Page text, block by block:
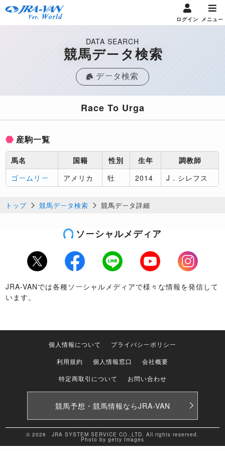
ログイン メニュー
DATA SEARCH
競馬データ検索
データ検索
Race To Urga
産駒一覧
馬名 国籍 性別 生年
調教師
ゴームリー
アメリカ 牡 2014 J．シレフス
トップ 競馬データ検索 競馬データ詳細
ソーシャルメディア
Twitter Facebook LINE Youtube
Instagram
JRA-VANでは各種ソーシャルメディアで様々な情報を発信して
います。
個人情報について
プライバシーポリシー
利用規約
個人情報窓口
会社概要
特定商取引について
お問い合わせ
競馬予想・競馬情報ならJRA-VAN
© 2026 JRA SYSTEM SERVICE CO.,LTD. All rights reserved.
Photo by getty Images